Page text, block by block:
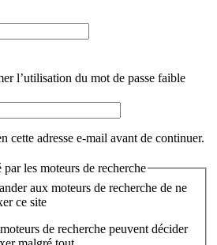
l’utilisation du mot de passe faible
cette adresse e-mail avant de continuer.
les moteurs de recherche
ce site
de recherche peuvent décider